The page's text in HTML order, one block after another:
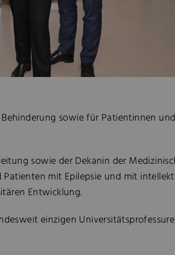
sowie für Patientinnen
sowie der Dekanin der
mit Epilepsie und mit
Entwicklung.
einzigen